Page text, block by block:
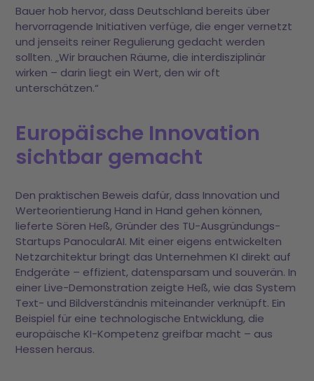
Bauer hob hervor, dass Deutschland bereits über
hervorragende Initiativen verfüge, die enger vernetzt
und jenseits reiner Regulierung gedacht werden
sollten. „Wir brauchen Räume, die interdisziplinär
wirken – darin liegt ein Wert, den wir oft
unterschätzen.“
Europäische Innovation
sichtbar gemacht
Den praktischen Beweis dafür, dass Innovation und
Werteorientierung Hand in Hand gehen können,
lieferte Sören Heß, Gründer des TU-Ausgründungs-
Startups PanocularAI. Mit einer eigens entwickelten
Netzarchitektur bringt das Unternehmen KI direkt auf
Endgeräte – effizient, datensparsam und souverän. In
einer Live-Demonstration zeigte Heß, wie das System
Text- und Bildverständnis miteinander verknüpft. Ein
Beispiel für eine technologische Entwicklung, die
europäische KI-Kompetenz greifbar macht – aus
Hessen heraus.